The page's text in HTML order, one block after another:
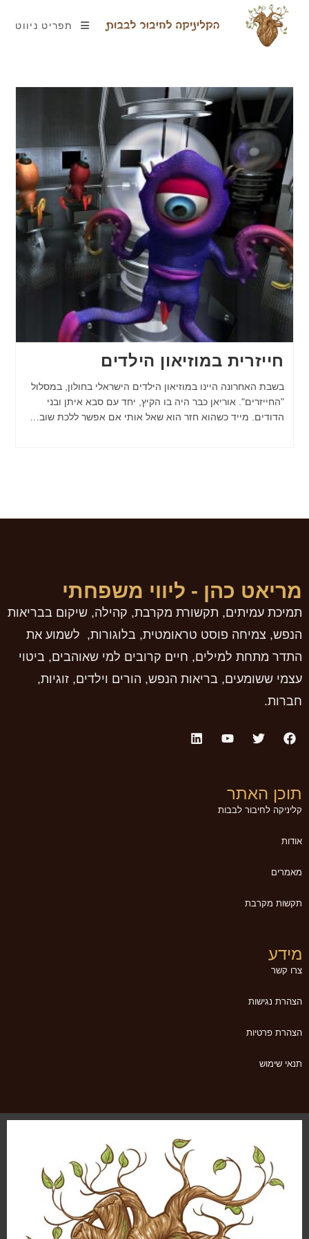
תפריט ניווט
חייזרית במוזיאון הילדים
בשבת האחרונה היינו במוזיאון הילדים הישראלי בחולון, במסלול
"החייזרים". אוריאן כבר היה בו הקיץ, יחד עם סבא איתן ובני
הדודים. מייד כשהוא חזר הוא שאל אותי אם אפשר ללכת שוב…
מריאט כהן - ליווי משפחתי
תמיכת עמיתים, תקשורת מקרבת, קהילה, שיקום בבריאות
הנפש, צמיחה פוסט טראומטית, בלוגורות, לשמוע את
התדר מתחת למילים, חיים קרובים למי שאוהבים, ביטוי
עצמי ששומעים, בריאות הנפש, הורים וילדים, זוגיות,
חברות.
תוכן האתר
קליניקה לחיבור לבבות
אודות
מאמרים
תקשות מקרבת
מידע
צרו קשר
הצהרת נגישות
הצהרת פרטיות
תנאי שימוש